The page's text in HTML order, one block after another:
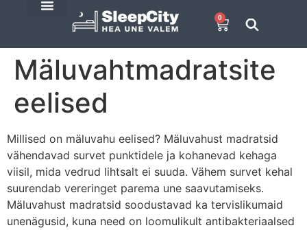
0
Mäluvahtmadratsite
eelised
Millised on mäluvahu eelised? Mäluvahust madratsid
vähendavad survet punktidele ja kohanevad kehaga
viisil, mida vedrud lihtsalt ei suuda. Vähem survet kehal
suurendab vereringet parema une saavutamiseks.
Mäluvahust madratsid soodustavad ka tervislikumaid
unenägusid, kuna need on loomulikult antibakteriaalsed